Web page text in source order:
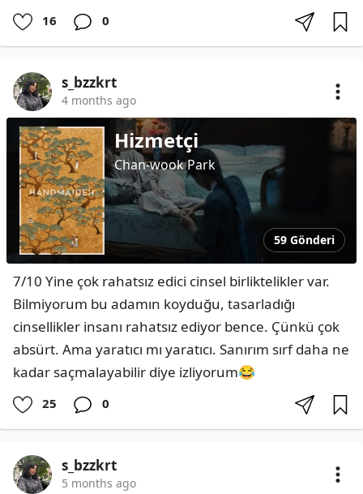
16 0
s_bzzkrt
4 months ago
Hizmetçi
Chan-wook Park
59 Gönderi
7/10 Yine çok rahatsız edici cinsel birliktelikler var.
Bilmiyorum bu adamın koyduğu, tasarladığı
cinsellikler insanı rahatsız ediyor bence. Çünkü çok
absürt. Ama yaratıcı mı yaratıcı. Sanırım sırf daha ne
kadar saçmalayabilir diye izliyorum😂
25 0
s_bzzkrt
5 months ago